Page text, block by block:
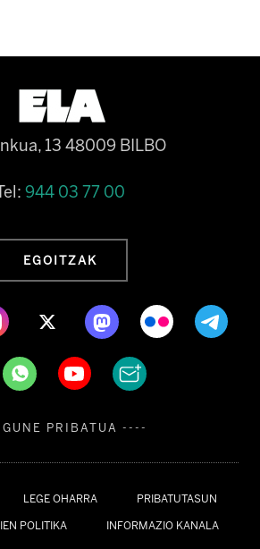
LEGE OHARRA PRIBATUTASUN
POLITIKA INFORMAZIO KANALA
13 48009 BILBO
944 03 77 00
EGOITZAK
PRIBATUA ----